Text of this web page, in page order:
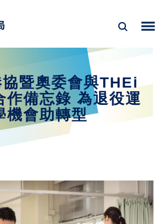
暨奧委會與THEi
作備忘錄 為退役運
機會助轉型